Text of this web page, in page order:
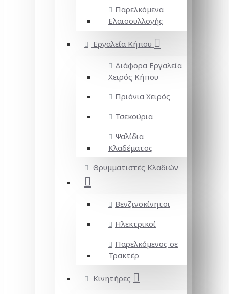
Παρελκόμενα
Ελαιοσυλλογής
Εργαλεία Κήπου
Διάφορα Εργαλεία
Χειρός Κήπου
Πριόνια Χειρός
Τσεκούρια
Ψαλίδια
Κλαδέματος
Θρυμματιστές Κλαδιών
Βενζινοκίνητοι
Ηλεκτρικοί
Παρελκόμενος σε
Τρακτέρ
Κινητήρες